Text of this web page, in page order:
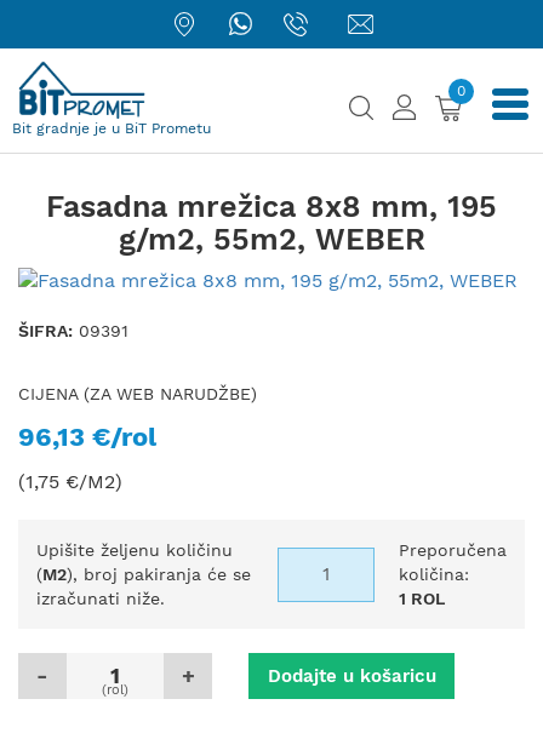
Bit gradnje je u BiT Prometu
0
Fasadna mrežica 8x8 mm, 195
g/m2, 55m2, WEBER
ŠIFRA: 09391
CIJENA (ZA WEB NARUDŽBE)
96,13 €/rol
(1,75 €/M2)
Upišite željenu količinu
(M2), broj pakiranja će se
izračunati niže.
Preporučena
količina:
1 ROL
- +
(rol)
Dodajte u košaricu